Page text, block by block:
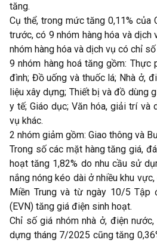
tăng.
Cụ thể, trong mức tăng 0,11% của
trước, có 9 nhóm hàng hóa và dịch
nhóm hàng hóa và dịch vụ có chỉ
9 nhóm hàng hoá tăng gồm: Thực
đình; Đồ uống và thuốc lá; Nhà ở,
liệu xây dựng; Thiết bị và đồ dùng
y tế; Giáo dục; Văn hóa, giải trí và
vụ khác.
2 nhóm giảm gồm: Giao thông và
Trong số các mặt hàng tăng giá,
hoạt tăng 1,82% do nhu cầu sử
nắng nóng kéo dài ở nhiều khu
Miền Trung và từ ngày 10/5 Tập
(EVN) tăng giá điện sinh hoạt.
Chỉ số giá nhóm nhà ở, điện
dựng tháng 7/2025 cũng tăng